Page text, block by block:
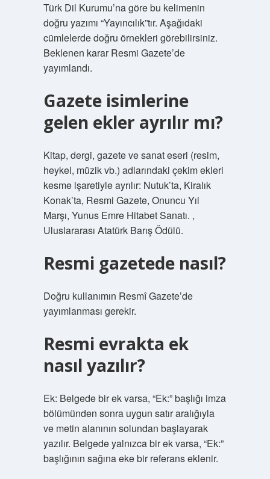
Türk Dil Kurumu’na göre bu kelimenin
doğru yazımı “Yayıncılık”tır. Aşağıdaki
cümlelerde doğru örnekleri görebilirsiniz.
Beklenen karar Resmi Gazete’de
yayımlandı.
Gazete isimlerine
gelen ekler ayrılır mı?
Kitap, dergi, gazete ve sanat eseri (resim,
heykel, müzik vb.) adlarındaki çekim ekleri
kesme işaretiyle ayrılır: Nutuk’ta, Kiralık
Konak’ta, Resmi Gazete, Onuncu Yıl
Marşı, Yunus Emre Hitabet Sanatı. ,
Uluslararası Atatürk Barış Ödülü.
Resmi gazetede nasıl?
Doğru kullanımın Resmî Gazete’de
yayımlanması gerekir.
Resmi evrakta ek
nasıl yazılır?
Ek: Belgede bir ek varsa, “Ek:” başlığı imza
bölümünden sonra uygun satır aralığıyla
ve metin alanının solundan başlayarak
yazılır. Belgede yalnızca bir ek varsa, “Ek:”
başlığının sağına eke bir referans eklenir.